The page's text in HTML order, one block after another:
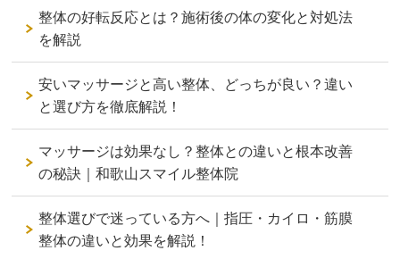
整体の好転反応とは？施術後の体の変化と対処法
を解説
安いマッサージと高い整体、どっちが良い？違い
と選び方を徹底解説！
マッサージは効果なし？整体との違いと根本改善
の秘訣｜和歌山スマイル整体院
整体選びで迷っている方へ｜指圧・カイロ・筋膜
整体の違いと効果を解説！